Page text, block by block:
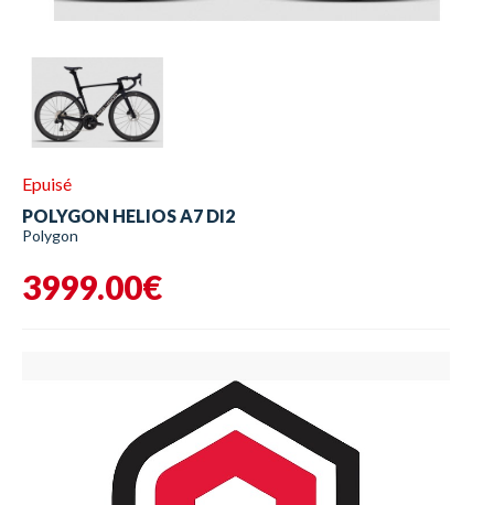
Epuisé
POLYGON HELIOS A7 DI2
Polygon
3999.00€